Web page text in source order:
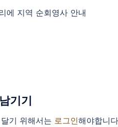
에 지역 순회영사 안내
기기
기 위해서는 로그인해야합니